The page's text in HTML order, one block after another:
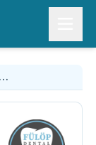
Fülöp Dental Fogorvosi magánrendelő Terézváros